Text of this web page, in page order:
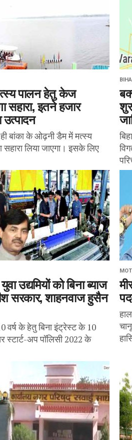
पालन हेतु केज
सहारा, इतने हजार
बांका के ओढ़नी डैम में मत्स्य
लिया जाएगा। इसके लिए
उद्यमियों को बिना ब्याज
सरकार, शाहनवाज हुसैन
वर्ष के हेतु बिना इंट्रेस्ट के 10
स्टार्ट-अप पॉलिसी 2022 के